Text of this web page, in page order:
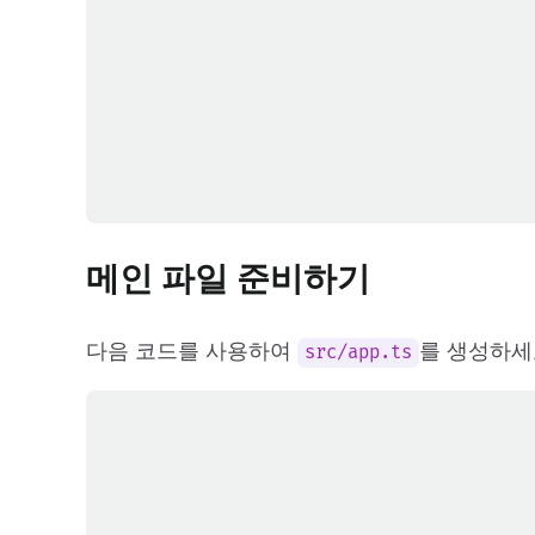
메인 파일 준비하기
다음 코드를 사용하여 src/app.ts 를 생성하